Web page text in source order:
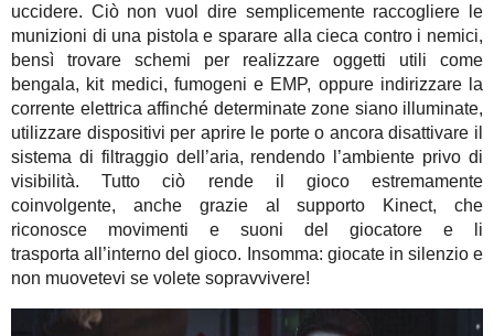
uccidere. Ciò non vuol dire semplicemente raccogliere le
munizioni di una pistola e sparare alla cieca contro i nemici,
bensì trovare schemi per realizzare oggetti utili come
bengala, kit medici, fumogeni e EMP, oppure indirizzare la
corrente elettrica affinché determinate zone siano illuminate,
utilizzare dispositivi per aprire le porte o ancora disattivare il
sistema di filtraggio dell’aria, rendendo l’ambiente privo di
visibilità. Tutto ciò rende il gioco estremamente
coinvolgente, anche grazie al supporto Kinect, che
riconosce movimenti e suoni del giocatore e li
trasporta all’interno del gioco. Insomma: giocate in silenzio e
non muovetevi se volete sopravvivere!